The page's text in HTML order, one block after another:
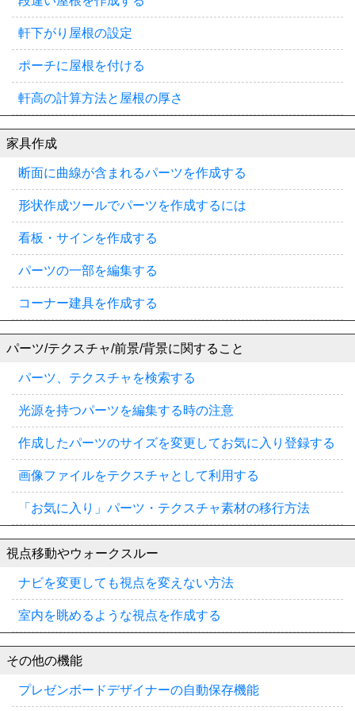
軒下がり屋根の設定
ポーチに屋根を付ける
軒高の計算方法と屋根の厚さ
家具作成
断面に曲線が含まれるパーツを作成する
形状作成ツールでパーツを作成するには
看板・サインを作成する
パーツの一部を編集する
コーナー建具を作成する
パーツ/テクスチャ/前景/背景に関すること
パーツ、テクスチャを検索する
光源を持つパーツを編集する時の注意
作成したパーツのサイズを変更してお気に入り登録する
画像ファイルをテクスチャとして利用する
「お気に入り」パーツ・テクスチャ素材の移行方法
視点移動やウォークスルー
ナビを変更しても視点を変えない方法
室内を眺めるような視点を作成する
その他の機能
プレゼンボードデザイナーの自動保存機能